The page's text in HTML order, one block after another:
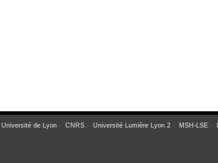
Université de Lyon - CNRS - Université Lumière Lyon 2 - MSH-LSE -